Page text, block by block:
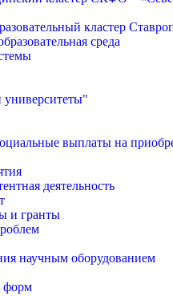
кластер
среда
выплаты на
деятельность
и гранты
научным оборудованием
форм